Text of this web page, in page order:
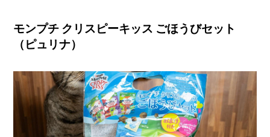
モンプチ クリスピーキッス ごほうびセット
（ピュリナ）